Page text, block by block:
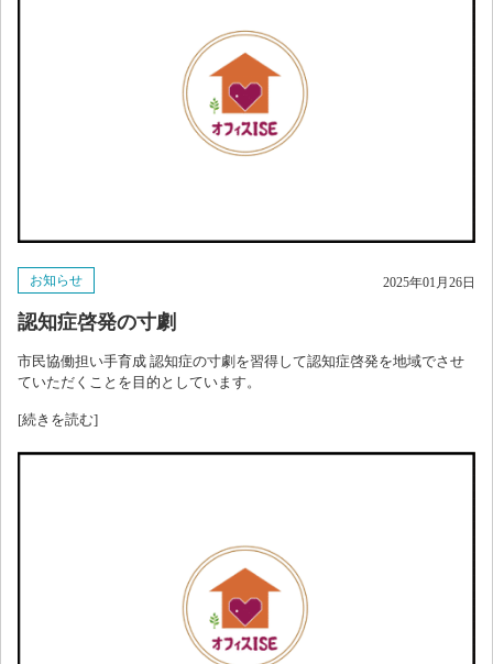
お知らせ 2025年01月26日
認知症啓発の寸劇
市民協働担い手育成 認知症の寸劇を習得して認知症啓発を地域でさせ
ていただくことを目的としています。
[続きを読む]